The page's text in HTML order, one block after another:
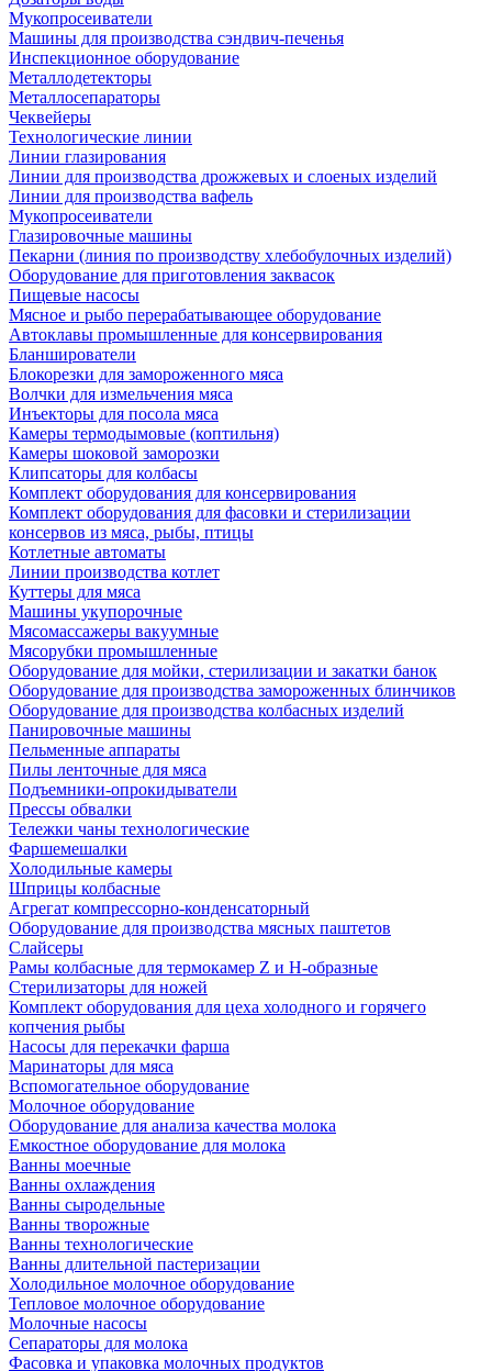
Мукопросеиватели
Машины для производства сэндвич-печенья
Инспекционное оборудование
Металлодетекторы
Металлосепараторы
Чеквейеры
Технологические линии
Линии глазирования
Линии для производства дрожжевых и слоеных изделий
Линии для производства вафель
Мукопросеиватели
Глазировочные машины
Пекарни (линия по производству хлебобулочных изделий)
Оборудование для приготовления заквасок
Пищевые насосы
Мясное и рыбо перерабатывающее оборудование
Автоклавы промышленные для консервирования
Бланширователи
Блокорезки для замороженного мяса
Волчки для измельчения мяса
Инъекторы для посола мяса
Камеры термодымовые (коптильня)
Камеры шоковой заморозки
Клипсаторы для колбасы
Комплект оборудования для консервирования
Комплект оборудования для фасовки и стерилизации
консервов из мяса, рыбы, птицы
Котлетные автоматы
Линии производства котлет
Куттеры для мяса
Машины укупорочные
Мясомассажеры вакуумные
Мясорубки промышленные
Оборудование для мойки, стерилизации и закатки банок
Оборудование для производства замороженных блинчиков
Оборудование для производства колбасных изделий
Панировочные машины
Пельменные аппараты
Пилы ленточные для мяса
Подъемники-опрокидыватели
Прессы обвалки
Тележки чаны технологические
Фаршемешалки
Холодильные камеры
Шприцы колбасные
Агрегат компрессорно-конденсаторный
Оборудование для производства мясных паштетов
Слайсеры
Рамы колбасные для термокамер Z и H-образные
Стерилизаторы для ножей
Комплект оборудования для цеха холодного и горячего
копчения рыбы
Насосы для перекачки фарша
Маринаторы для мяса
Вспомогательное оборудование
Молочное оборудование
Оборудование для анализа качества молока
Емкостное оборудование для молока
Ванны моечные
Ванны охлаждения
Ванны сыродельные
Ванны творожные
Ванны технологические
Ванны длительной пастеризации
Холодильное молочное оборудование
Тепловое молочное оборудование
Молочные насосы
Сепараторы для молока
Фасовка и упаковка молочных продуктов